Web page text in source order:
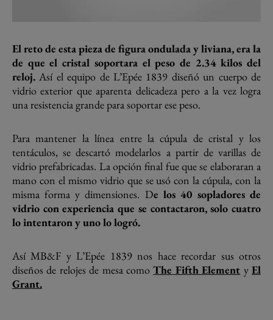
El reto de esta pieza de figura ondulada y liviana, era la
de que el cristal soportara el peso de 2.34 kilos del
reloj. Así el equipo de L’Epée 1839 diseñó un cuerpo de
vidrio exterior que aparenta delicadeza pero a la vez logra
una resistencia grande para soportar ese peso.
Para mantener la línea entre la cúpula de cristal y los
tentáculos, se descartó modelarlos a partir de varillas de
vidrio prefabricadas. La opción final fue que se elaboraran a
mano con el mismo vidrio que se usó con la cúpula, con la
misma forma y dimensiones. De los 40 sopladores de
vidrio con experiencia que se contactaron, solo cuatro
lo intentaron y uno lo logró.
Así MB&F y L’Epée 1839 nos hace recordar sus otros
diseños de relojes de mesa comoThe Fifth Element yEl
Grant.